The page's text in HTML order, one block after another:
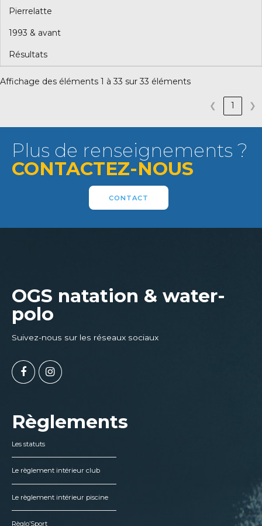
Pierrelatte
1993 & avant
Résultats
Affichage des éléments 1 à 33 sur 33 éléments
❮ 1 ❯
Plus de renseignements ?
CONTACTEZ-NOUS
CONTACT
OGS natation & water-
polo
Suivez-nous sur les réseaux sociaux
Règlements
Les statuts
Le règlement intérieur club
Le règlement intérieur piscine
Règlo’Sport